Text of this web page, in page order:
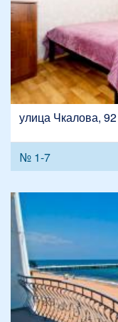
улица Чкалова, 92
№ 1-7